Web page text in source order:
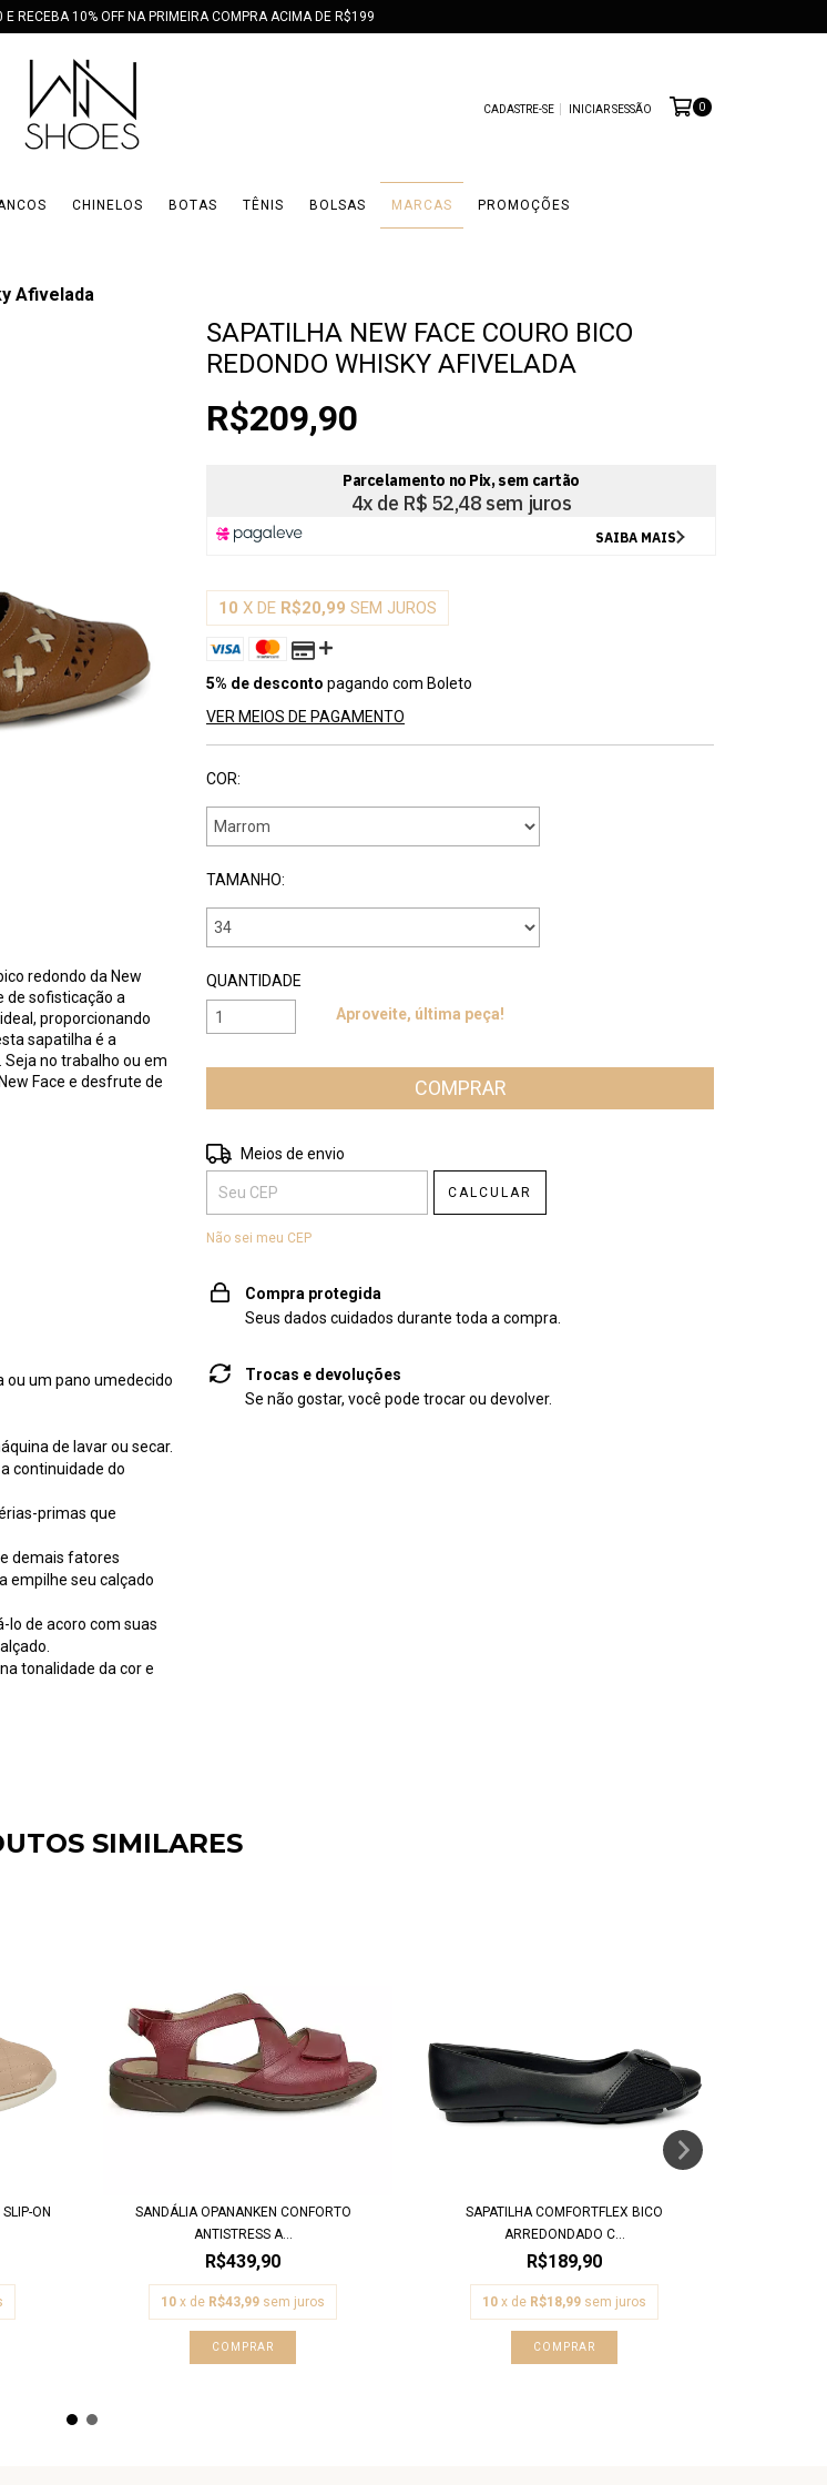
RECEBA 10% OFF NA PRIMEIRA COMPRA ACIMA DE R$199
CADASTRE-SE INICIAR SESSÃO 0
CHINELOS BOTAS TÊNIS BOLSAS MARCAS PROMOÇÕES
Afivelada
redondo da New
de sofisticação a
proporcionando
sapatilha é a
no trabalho ou em
Face e desfrute de
ou um pano umedecido
de lavar ou secar.
continuidade do
primas que
demais fatores
empilhe seu calçado
lo de acoro com suas
tonalidade da cor e
SAPATILHA NEW FACE COURO BICO
REDONDO WHISKY AFIVELADA
R$209,90
10 X DE R$20,99 SEM JUROS
5% de desconto pagando com Boleto
VER MEIOS DE PAGAMENTO
COR:
TAMANHO:
QUANTIDADE
Aproveite, última peça!
Entregas para o CEP:
Meios de envio
CALCULAR
Não sei meu CEP
Compra protegida
Seus dados cuidados durante toda a compra.
Trocas e devoluções
Se não gostar, você pode trocar ou devolver.
SIMILARES
ON
SANDÁLIA OPANANKEN CONFORTO
ANTISTRESS A...
R$439,90
10 x de R$43,99 sem juros
COMPRAR
SAPATILHA COMFORTFLEX BICO
ARREDONDADO C...
R$189,90
10 x de R$18,99 sem juros
COMPRAR